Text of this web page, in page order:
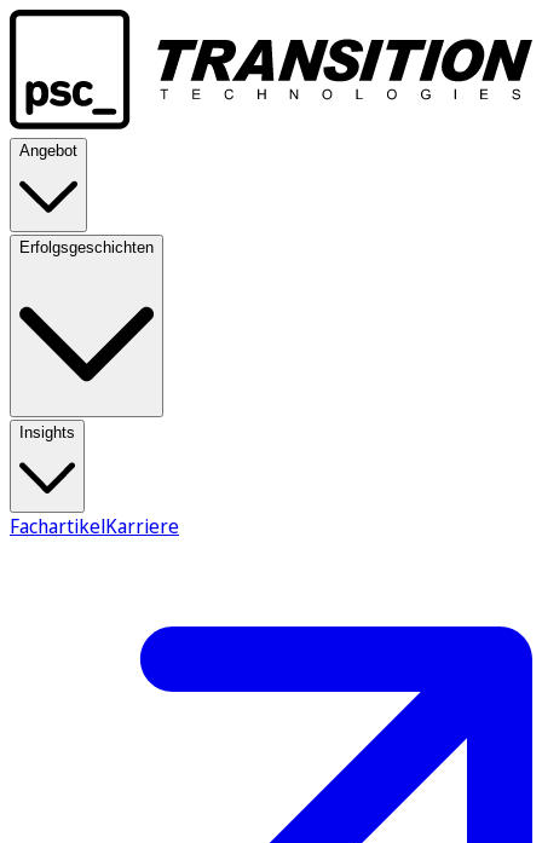
Angebot
Erfolgsgeschichten
Insights
FachartikelKarriere